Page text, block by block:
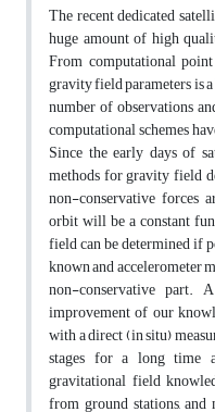
The recent dedicated
huge amount of high
From computational
gravity field parameters is
number of observations
computational schemes
Since the early days of
methods for gravity field
non-conservative forces
orbit will be a constant
field can be determined if
known and accelerometer
non-conservative part.
improvement of our
with a direct (in situ)
stages for a long time
gravitational field
from ground stations,